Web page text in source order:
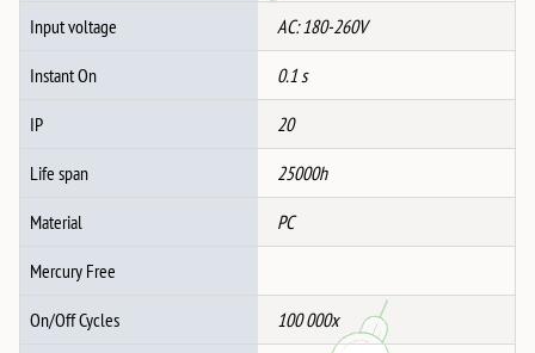
Input voltage AC: 180-260V
Instant On 0.1 s
IP 20
Life span 25000h
Material PC
Mercury Free
On/Off Cycles 100 000x